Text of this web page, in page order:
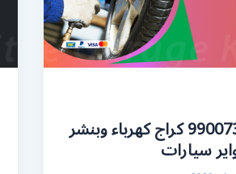
بنشر بنيدر 99007355 كراج كهرباء وبنشر
سيارات